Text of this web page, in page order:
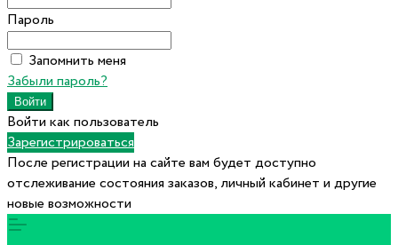
Пароль
Запомнить меня
Забыли пароль?
Войти как пользователь
Зарегистрироваться
После регистрации на сайте вам будет доступно
отслеживание состояния заказов, личный кабинет и другие
новые возможности